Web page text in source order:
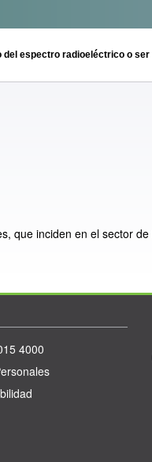
espectro radioeléctrico o
que inciden en el sector
4000